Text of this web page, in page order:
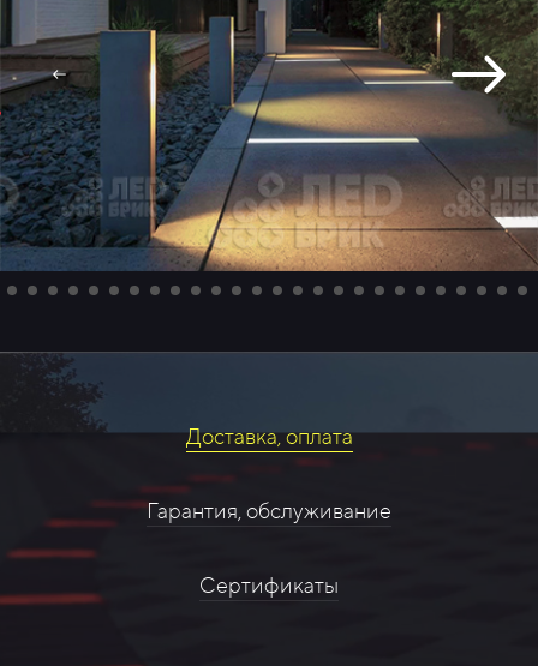
Доставка, оплата
Гарантия, обслуживание
Сертификаты